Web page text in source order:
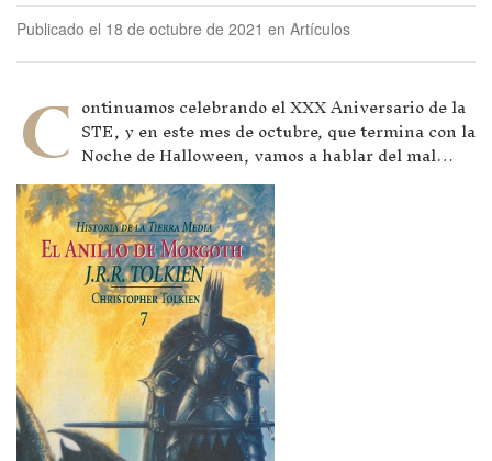
Publicado el 18 de octubre de 2021 en Artículos
C ontinuamos celebrando el XXX Aniversario de la
STE, y en este mes de octubre, que termina con la
Noche de Halloween, vamos a hablar del mal…